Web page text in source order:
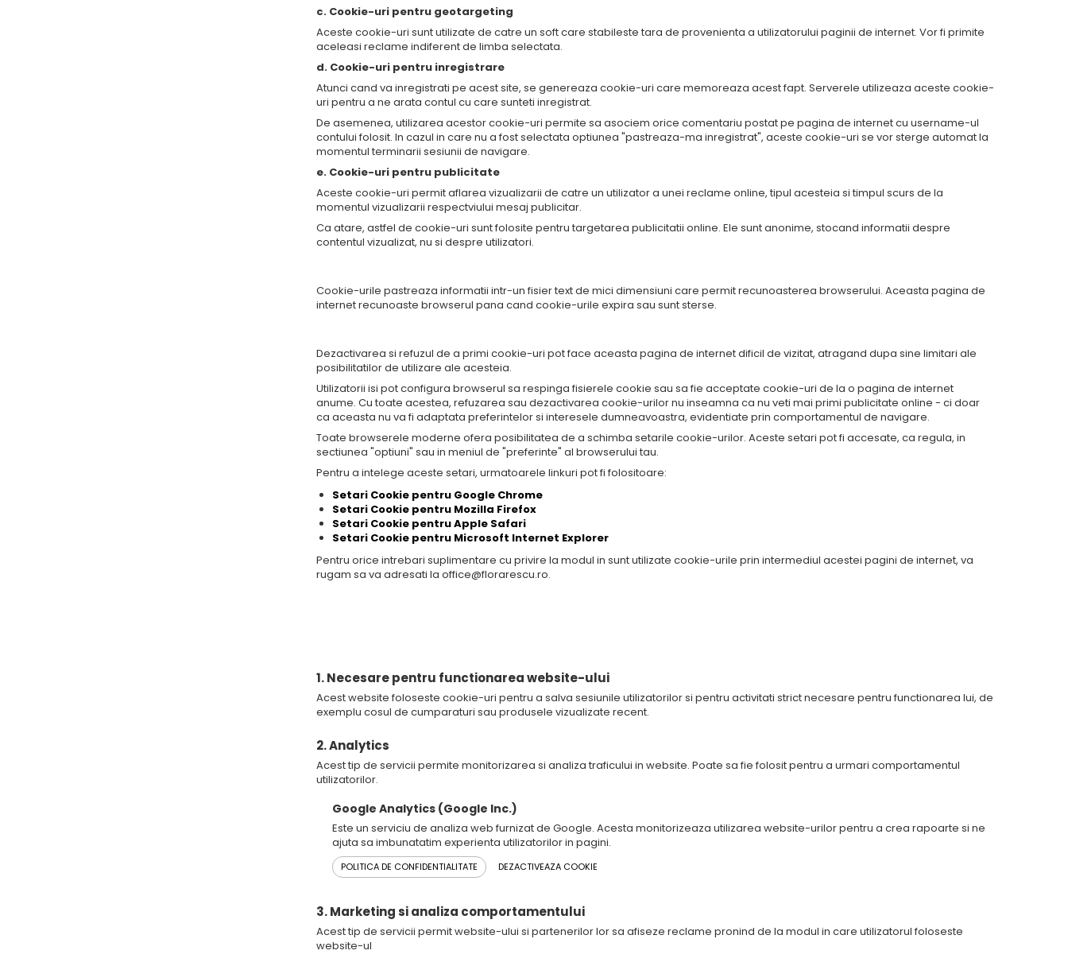
c. Cookie-uri pentru geotargeting
Aceste cookie-uri sunt utilizate de catre un soft care stabileste tara de provenienta a utilizatorului paginii de internet. Vor fi primite
aceleasi reclame indiferent de limba selectata.
d. Cookie-uri pentru inregistrare
Atunci cand va inregistrati pe acest site, se genereaza cookie-uri care memoreaza acest fapt. Serverele utilizeaza aceste cookie-
uri pentru a ne arata contul cu care sunteti inregistrat.
De asemenea, utilizarea acestor cookie-uri permite sa asociem orice comentariu postat pe pagina de internet cu username-ul
contului folosit. In cazul in care nu a fost selectata optiunea "pastreaza-ma inregistrat", aceste cookie-uri se vor sterge automat la
momentul terminarii sesiunii de navigare.
e. Cookie-uri pentru publicitate
Aceste cookie-uri permit aflarea vizualizarii de catre un utilizator a unei reclame online, tipul acesteia si timpul scurs de la
momentul vizualizarii respectviului mesaj publicitar.
Ca atare, astfel de cookie-uri sunt folosite pentru targetarea publicitatii online. Ele sunt anonime, stocand informatii despre
contentul vizualizat, nu si despre utilizatori.
Cookie-urile pastreaza informatii intr-un fisier text de mici dimensiuni care permit recunoasterea browserului. Aceasta pagina de
internet recunoaste browserul pana cand cookie-urile expira sau sunt sterse.
Dezactivarea si refuzul de a primi cookie-uri pot face aceasta pagina de internet dificil de vizitat, atragand dupa sine limitari ale
posibilitatilor de utilizare ale acesteia.
Utilizatorii isi pot configura browserul sa respinga fisierele cookie sau sa fie acceptate cookie-uri de la o pagina de internet
anume. Cu toate acestea, refuzarea sau dezactivarea cookie-urilor nu inseamna ca nu veti mai primi publicitate online - ci doar
ca aceasta nu va fi adaptata preferintelor si interesele dumneavoastra, evidentiate prin comportamentul de navigare.
Toate browserele moderne ofera posibilitatea de a schimba setarile cookie-urilor. Aceste setari pot fi accesate, ca regula, in
sectiunea "optiuni" sau in meniul de "preferinte" al browserului tau.
Pentru a intelege aceste setari, urmatoarele linkuri pot fi folositoare:
Setari Cookie pentru Google Chrome
Setari Cookie pentru Mozilla Firefox
Setari Cookie pentru Apple Safari
Setari Cookie pentru Microsoft Internet Explorer
Pentru orice intrebari suplimentare cu privire la modul in sunt utilizate cookie-urile prin intermediul acestei pagini de internet, va
rugam sa va adresati la office@florarescu.ro.
1. Necesare pentru functionarea website-ului
Acest website foloseste cookie-uri pentru a salva sesiunile utilizatorilor si pentru activitati strict necesare pentru functionarea lui, de
exemplu cosul de cumparaturi sau produsele vizualizate recent.
2. Analytics
Acest tip de servicii permite monitorizarea si analiza traficului in website. Poate sa fie folosit pentru a urmari comportamentul
utilizatorilor.
Google Analytics (Google Inc.)
Este un serviciu de analiza web furnizat de Google. Acesta monitorizeaza utilizarea website-urilor pentru a crea rapoarte si ne
ajuta sa imbunatatim experienta utilizatorilor in pagini.
POLITICA DE CONFIDENTIALITATE DEZACTIVEAZA COOKIE
3. Marketing si analiza comportamentului
Acest tip de servicii permit website-ului si partenerilor lor sa afiseze reclame pronind de la modul in care utilizatorul foloseste
website-ul